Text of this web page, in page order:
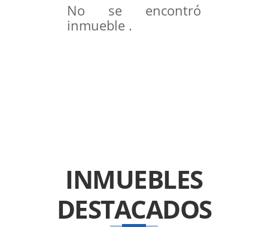
No se encontró
inmueble .
INMUEBLES
DESTACADOS